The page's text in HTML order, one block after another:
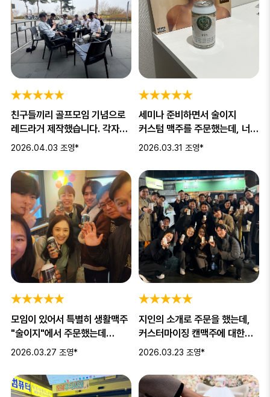
친구들끼리 골프모임 기념으로
레드라거 제작했습니다. 각자의
이름을 새길수 있어 친밀감도
2026.04.03 조영*
세미나 준비하면서 술이지
커스텀 맥주를 주문했는데, 너무
반응도 좋습니다. 세미나 참석자
2026.03.31 조영*
모임이 있어서 특별히 생활맥주
"술이지"에서 주문했는데
디자인이랑 배송등등 너무
2026.03.27 조영*
지인의 소개로 주문을 했는데,
커스터마이징 캔맥주에 대한
반응이 너무 좋았습니다! 특히
2026.03.23 조영*